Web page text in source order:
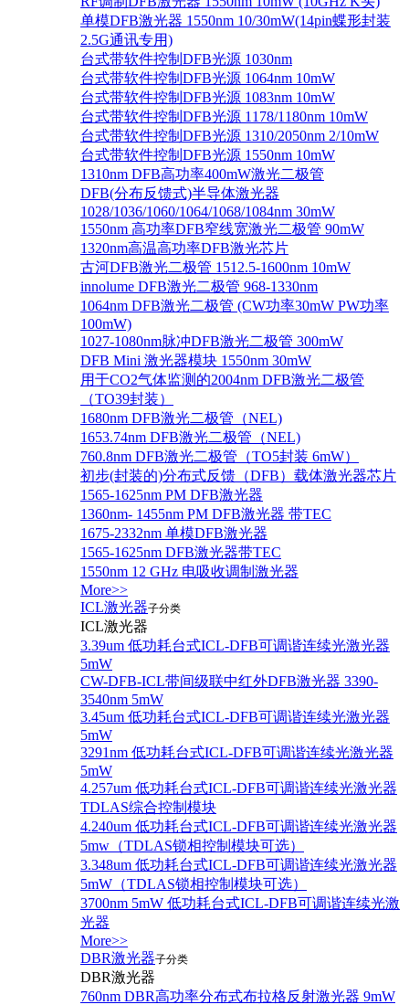
单模DFB激光器 1550nm 10/30mW(14pin蝶形封装
2.5G通讯专用)
台式带软件控制DFB光源 1030nm
台式带软件控制DFB光源 1064nm 10mW
台式带软件控制DFB光源 1083nm 10mW
台式带软件控制DFB光源 1178/1180nm 10mW
台式带软件控制DFB光源 1310/2050nm 2/10mW
台式带软件控制DFB光源 1550nm 10mW
1310nm DFB高功率400mW激光二极管
DFB(分布反馈式)半导体激光器
1028/1036/1060/1064/1068/1084nm 30mW
1550nm 高功率DFB窄线宽激光二极管 90mW
1320nm高温高功率DFB激光芯片
古河DFB激光二极管 1512.5-1600nm 10mW
innolume DFB激光二极管 968-1330nm
1064nm DFB激光二极管 (CW功率30mW PW功率
100mW)
1027-1080nm脉冲DFB激光二极管 300mW
DFB Mini 激光器模块 1550nm 30mW
用于CO2气体监测的2004nm DFB激光二极管
（TO39封装）
1680nm DFB激光二极管（NEL)
1653.74nm DFB激光二极管（NEL)
760.8nm DFB激光二极管（TO5封装 6mW）
初步(封装的)分布式反馈（DFB）载体激光器芯片
1565-1625nm PM DFB激光器
1360nm- 1455nm PM DFB激光器 带TEC
1675-2332nm 单模DFB激光器
1565-1625nm DFB激光器带TEC
1550nm 12 GHz 电吸收调制激光器
More>>
ICL激光器子分类
ICL激光器
3.39um 低功耗台式ICL-DFB可调谐连续光激光器
5mW
CW-DFB-ICL带间级联中红外DFB激光器 3390-
3540nm 5mW
3.45um 低功耗台式ICL-DFB可调谐连续光激光器
5mW
3291nm 低功耗台式ICL-DFB可调谐连续光激光器
5mW
4.257um 低功耗台式ICL-DFB可调谐连续光激光器
TDLAS综合控制模块
4.240um 低功耗台式ICL-DFB可调谐连续光激光器
5mw（TDLAS锁相控制模块可选）
3.348um 低功耗台式ICL-DFB可调谐连续光激光器
5mW（TDLAS锁相控制模块可选）
3700nm 5mW 低功耗台式ICL-DFB可调谐连续光激
光器
More>>
DBR激光器子分类
DBR激光器
760nm DBR高功率分布式布拉格反射激光器 9mW